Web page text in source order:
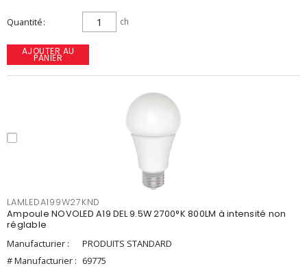
Quantité ch
AJOUTER AU
PANIER
LAMLEDA199W27KND
Ampoule NOVOLED A19 DEL 9.5W 2700°K 800LM à intensité non
réglable
Manufacturier :
PRODUITS STANDARD
# Manufacturier : 69775